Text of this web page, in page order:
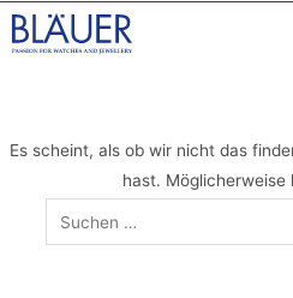
Es scheint, als ob wir nicht das
hast. Möglicherweise